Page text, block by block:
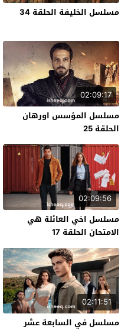
مسلسل الخليفة الحلقة 34
02:09:17
مسلسل المؤسس اورهان
الحلقة 25
02:09:56
مسلسل اخي العائلة هي
الامتحان الحلقة 17
02:11:51
مسلسل في السابعة عشر